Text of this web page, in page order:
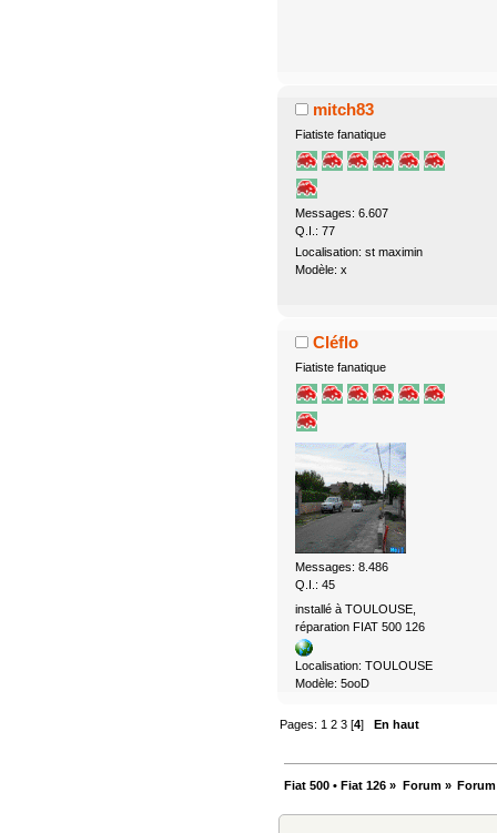
mitch83
Fiatiste fanatique
Messages: 6.607
Q.I.: 77
Localisation: st maximin
Modèle: x
Cléflo
Fiatiste fanatique
Messages: 8.486
Q.I.: 45
installé à TOULOUSE,
réparation FIAT 500 126
Localisation: TOULOUSE
Modèle: 5ooD
Pages: 1 2 3 [4]En haut
Fiat 500 • Fiat 126 » Forum»